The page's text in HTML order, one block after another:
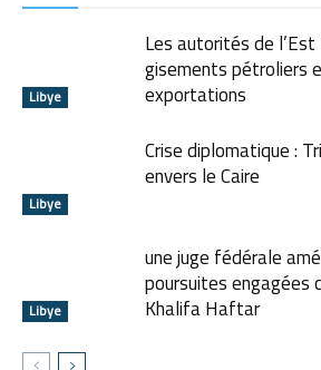
Libye
Les autorités de
gisements pétroliers
exportations
Libye
Crise diplomatique :
envers le Caire
Libye
une juge fédérale
poursuites engagées
Khalifa Haftar